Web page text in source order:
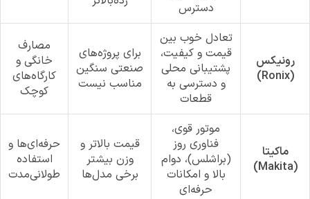
دسترس
رونیکس
(Ronix)
تعادل خوب بین
قیمت و کیفیت،
پشتیبانی محلی
و دسترسی به
قطعات
برای پروژه‌های
صنعتی سنگین
مناسب نیست
مصارف
خانگی و
کارگاه‌های
کوچک
ماکیتا
(Makita)
موتور قوی،
فناوری روز
(براشلس)، دوام
بالا و امکانات
حرفه‌ای
قیمت بالاتر و
وزن بیشتر
برخی مدل‌ها
حرفه‌ای‌ها و
استفاده
طولانی‌مدت